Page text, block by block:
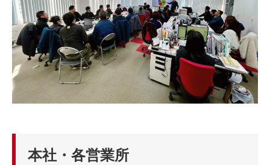
本社・各営業所